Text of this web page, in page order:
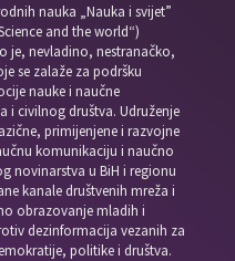
nauka „Nauka i svijet”
and the world“)
je, nevladino, nestranačko,
se zalaže za podršku
nauke i naučne
i civilnog društva. Udruženje
primijenjene i razvojne
komunikaciju i naučno
novinarstva u BiH i regionu
kanale društvenih mreža i
obrazovanje mladih i
dezinformacija vezanih za
politike i društva.